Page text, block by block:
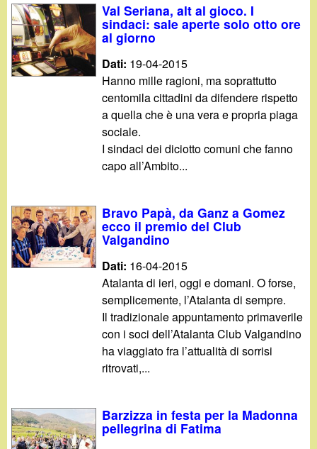
Val Seriana, alt al gioco. I
sindaci: sale aperte solo otto ore
al giorno
Dati: 19-04-2015
Hanno mille ragioni, ma soprattutto
centomila cittadini da difendere rispetto
a quella che è una vera e propria piaga
sociale.
I sindaci dei diciotto comuni che fanno
capo all’Ambito...
Bravo Papà, da Ganz a Gomez
ecco il premio del Club
Valgandino
Dati: 16-04-2015
Atalanta di ieri, oggi e domani. O forse,
semplicemente, l’Atalanta di sempre.
Il tradizionale appuntamento primaverile
con i soci dell’Atalanta Club Valgandino
ha viaggiato fra l’attualità di sorrisi
ritrovati,...
Barzizza in festa per la Madonna
pellegrina di Fatima